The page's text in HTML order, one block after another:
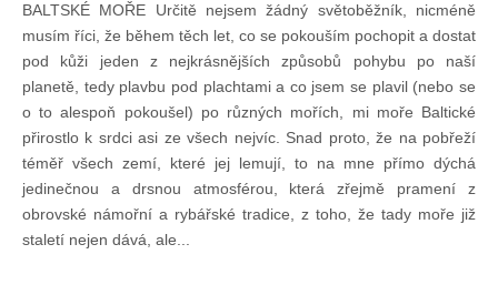
Kvízy
O lodích a plavbách
Technika lodí
Přednášky
BALTSKÉ MOŘE Určitě nejsem žádný světoběžník, nicméně
musím říci, že během těch let, co se pokouším pochopit a dostat
pod kůži jeden z nejkrásnějších způsobů pohybu po naší
planetě, tedy plavbu pod plachtami a co jsem se plavil (nebo se
o to alespoň pokoušel) po různých mořích, mi moře Baltické
přirostlo k srdci asi ze všech nejvíc. Snad proto, že na pobřeží
téměř všech zemí, které jej lemují, to na mne přímo dýchá
jedinečnou a drsnou atmosférou, která zřejmě pramení z
obrovské námořní a rybářské tradice, z toho, že tady moře již
staletí nejen dává, ale...